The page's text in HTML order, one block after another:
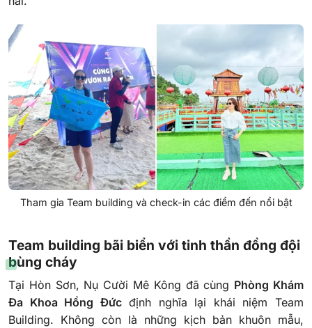
Tham gia Team building và check-in các điểm đến nổi bật
Team building bãi biển với tinh thần đồng đội
bùng cháy
Tại Hòn Sơn, Nụ Cười Mê Kông đã cùng Phòng Khám
Đa Khoa Hồng Đứcđịnh nghĩa lại khái niệm Team
Building. Không còn là những kịch bản khuôn mẫu,